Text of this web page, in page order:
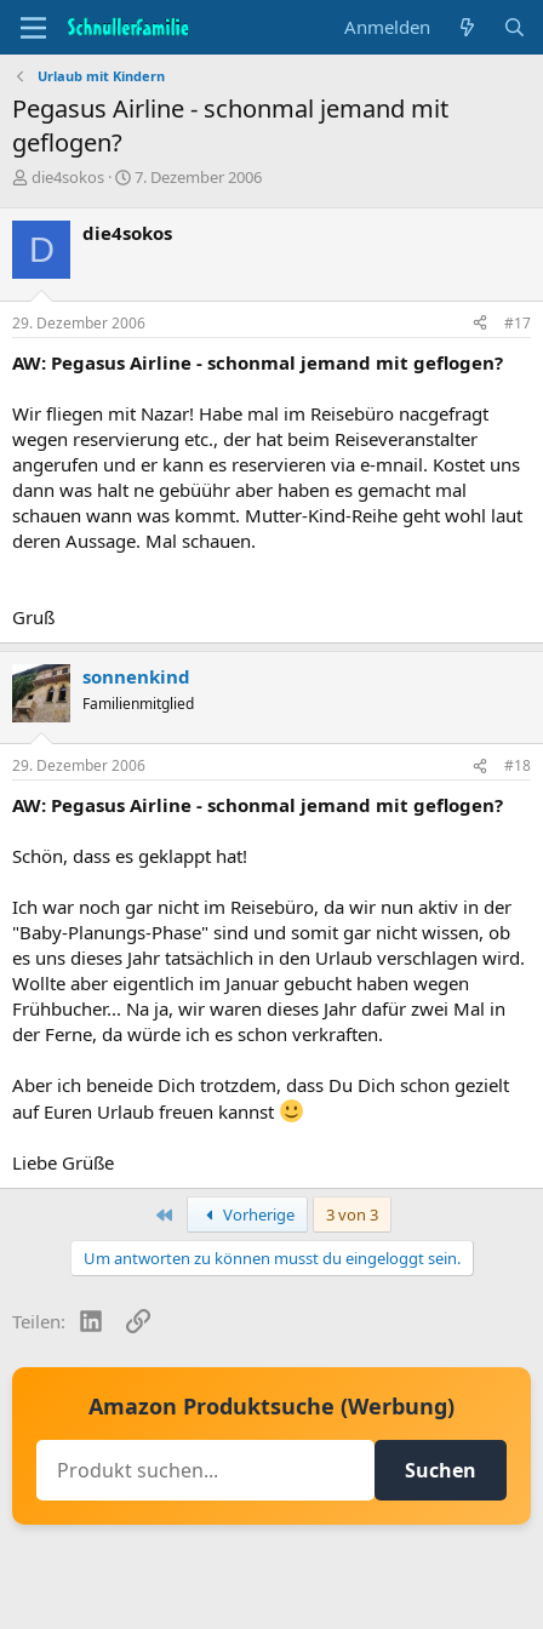
Anmelden
Urlaub mit Kindern
Pegasus Airline - schonmal jemand mit
geflogen?
T
e
m
e
n
s
t
r
e
r
die4sokos
B
i
d
a
u
7. Dezember 2006
D die4sokos
29. Dezember 2006 #17
AW: Pegasus Airline - schonmal jemand mit geflogen?
Wir fliegen mit Nazar! Habe mal im Reisebüro nacgefragt
wegen reservierung etc., der hat beim Reiseveranstalter
angerufen und er kann es reservieren via e-mnail. Kostet uns
dann was halt ne gebüühr aber haben es gemacht mal
schauen wann was kommt. Mutter-Kind-Reihe geht wohl laut
deren Aussage. Mal schauen.
Gruß
sonnenkind
Familienmitglied
29. Dezember 2006 #18
AW: Pegasus Airline - schonmal jemand mit geflogen?
Schön, dass es geklappt hat!
Ich war noch gar nicht im Reisebüro, da wir nun aktiv in der
"Baby-Planungs-Phase" sind und somit gar nicht wissen, ob
es uns dieses Jahr tatsächlich in den Urlaub verschlagen wird.
Wollte aber eigentlich im Januar gebucht haben wegen
Frühbucher... Na ja, wir waren dieses Jahr dafür zwei Mal in
der Ferne, da würde ich es schon verkraften.
Aber ich beneide Dich trotzdem, dass Du Dich schon gezielt
auf Euren Urlaub freuen kannst
Liebe Grüße
Erste Vorherige
3 von 3
Um antworten zu können musst du eingeloggt sein.
Teilen: LinkedInLink
Amazon Produktsuche (Werbung)
Suchen